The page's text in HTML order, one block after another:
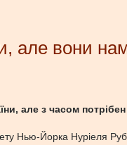
але вони
але з часом
Нью-Йорка Нуріеля